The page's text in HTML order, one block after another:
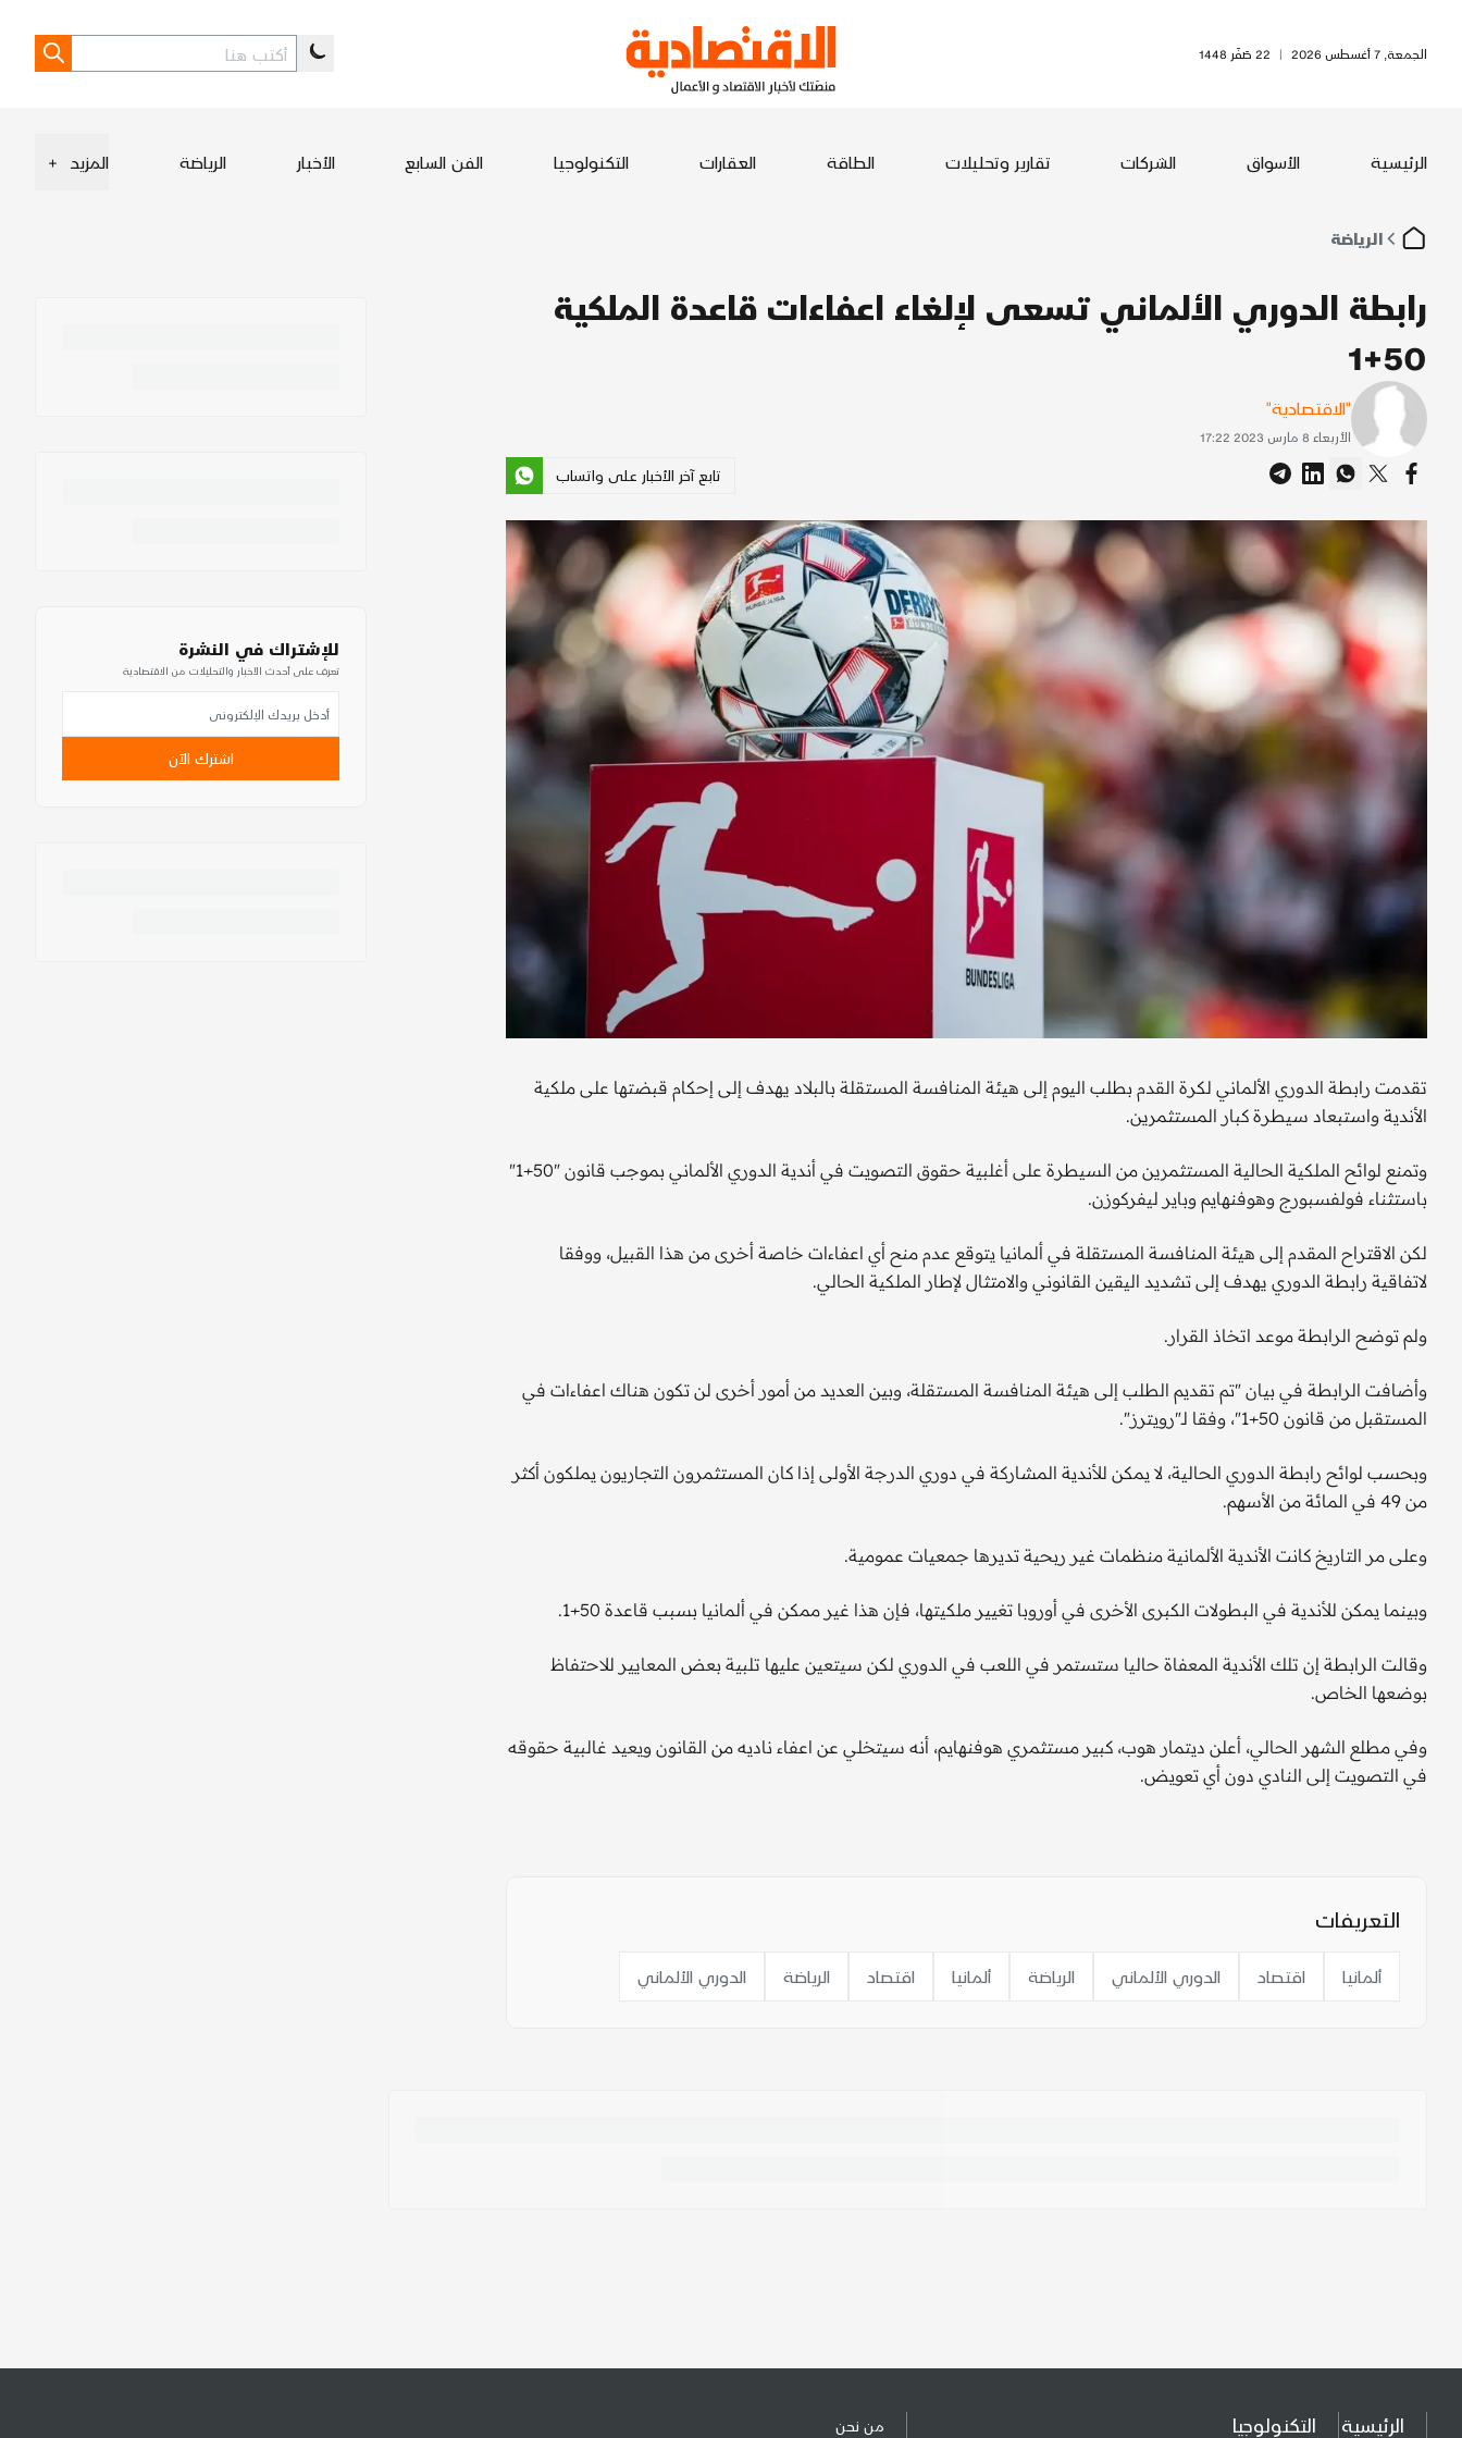
الجمعة, 7 أغسطس 2026 | 22 صَفَر 1448
الرئيسية الأسواق الشركات تقارير وتحليلات الطاقة العقارات التكنولوجيا الفن السابع الأخبار الرياضة المزيد +
الرياضة
رابطة الدوري الألماني تسعى لإلغاء اعفاءات قاعدة الملكية
50+1
"الاقتصادية"
الأربعاء 8 مارس 2023 17:22
تابع آخر الأخبار على واتساب
تقدمت رابطة الدوري الألماني لكرة القدم بطلب اليوم إلى هيئة المنافسة المستقلة بالبلاد يهدف إلى إحكام قبضتها على ملكية
الأندية واستبعاد سيطرة كبار المستثمرين.
وتمنع لوائح الملكية الحالية المستثمرين من السيطرة على أغلبية حقوق التصويت في أندية الدوري الألماني بموجب قانون "50+1"
باستثناء فولفسبورج وهوفنهايم وباير ليفركوزن.
لكن الاقتراح المقدم إلى هيئة المنافسة المستقلة في ألمانيا يتوقع عدم منح أي اعفاءات خاصة أخرى من هذا القبيل، ووفقا
لاتفاقية رابطة الدوري يهدف إلى تشديد اليقين القانوني والامتثال لإطار الملكية الحالي.
ولم توضح الرابطة موعد اتخاذ القرار.
وأضافت الرابطة في بيان "تم تقديم الطلب إلى هيئة المنافسة المستقلة، وبين العديد من أمور أخرى لن تكون هناك اعفاءات في
المستقبل من قانون 50+1"، وفقا لـ"رويترز".
وبحسب لوائح رابطة الدوري الحالية، لا يمكن للأندية المشاركة في دوري الدرجة الأولى إذا كان المستثمرون التجاريون يملكون أكثر
من 49 في المائة من الأسهم.
وعلى مر التاريخ كانت الأندية الألمانية منظمات غير ربحية تديرها جمعيات عمومية.
وبينما يمكن للأندية في البطولات الكبرى الأخرى في أوروبا تغيير ملكيتها، فإن هذا غير ممكن في ألمانيا بسبب قاعدة 50+1.
وقالت الرابطة إن تلك الأندية المعفاة حاليا ستستمر في اللعب في الدوري لكن سيتعين عليها تلبية بعض المعايير للاحتفاظ
بوضعها الخاص.
وفي مطلع الشهر الحالي، أعلن ديتمار هوب، كبير مستثمري هوفنهايم، أنه سيتخلي عن اعفاء ناديه من القانون ويعيد غالبية حقوقه
في التصويت إلى النادي دون أي تعويض.
التعريفات
ألمانيا اقتصاد الدوري الألماني الرياضة ألمانيا اقتصاد الرياضة الدوري الألماني
للإشتراك في النشرة
تعرف على أحدث الأخبار والتحليلات من الاقتصادية
اشترك الآن
الرئيسية التكنولوجيا من نحن